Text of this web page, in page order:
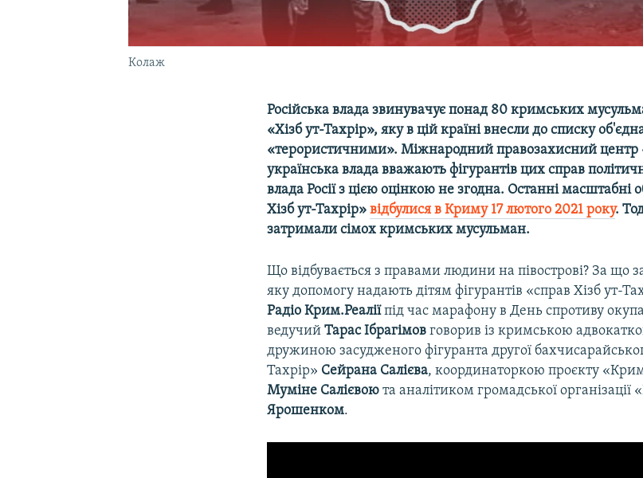
Колаж
Російська влада звинувачує понад 80 кримських
«Хізб ут-Тахрір», яку в цій країні внесли до списку
«терористичними». Міжнародний правозахисний центр
українська влада вважають фігурантів цих справ
влада Росії з цією оцінкою не згодна. Останні
Хізб ут-Тахрір»відбулися в Криму 17 лютого 2021 року.
затримали сімох кримських мусульман.
Що відбувається з правами людини на півострові? За що
яку допомогу надають дітям фігурантів «справ Хізб ут-
Радіо Крим.Реаліїпід час марафону в День спротиву
ведучийТарас Ібрагімов говорив із кримською
дружиною засудженого фігуранта другої
Тахрір» Сейрана Салієва, координаторкою проєкту
Муміне Салієвою та аналітиком громадської організації
Ярошенком.